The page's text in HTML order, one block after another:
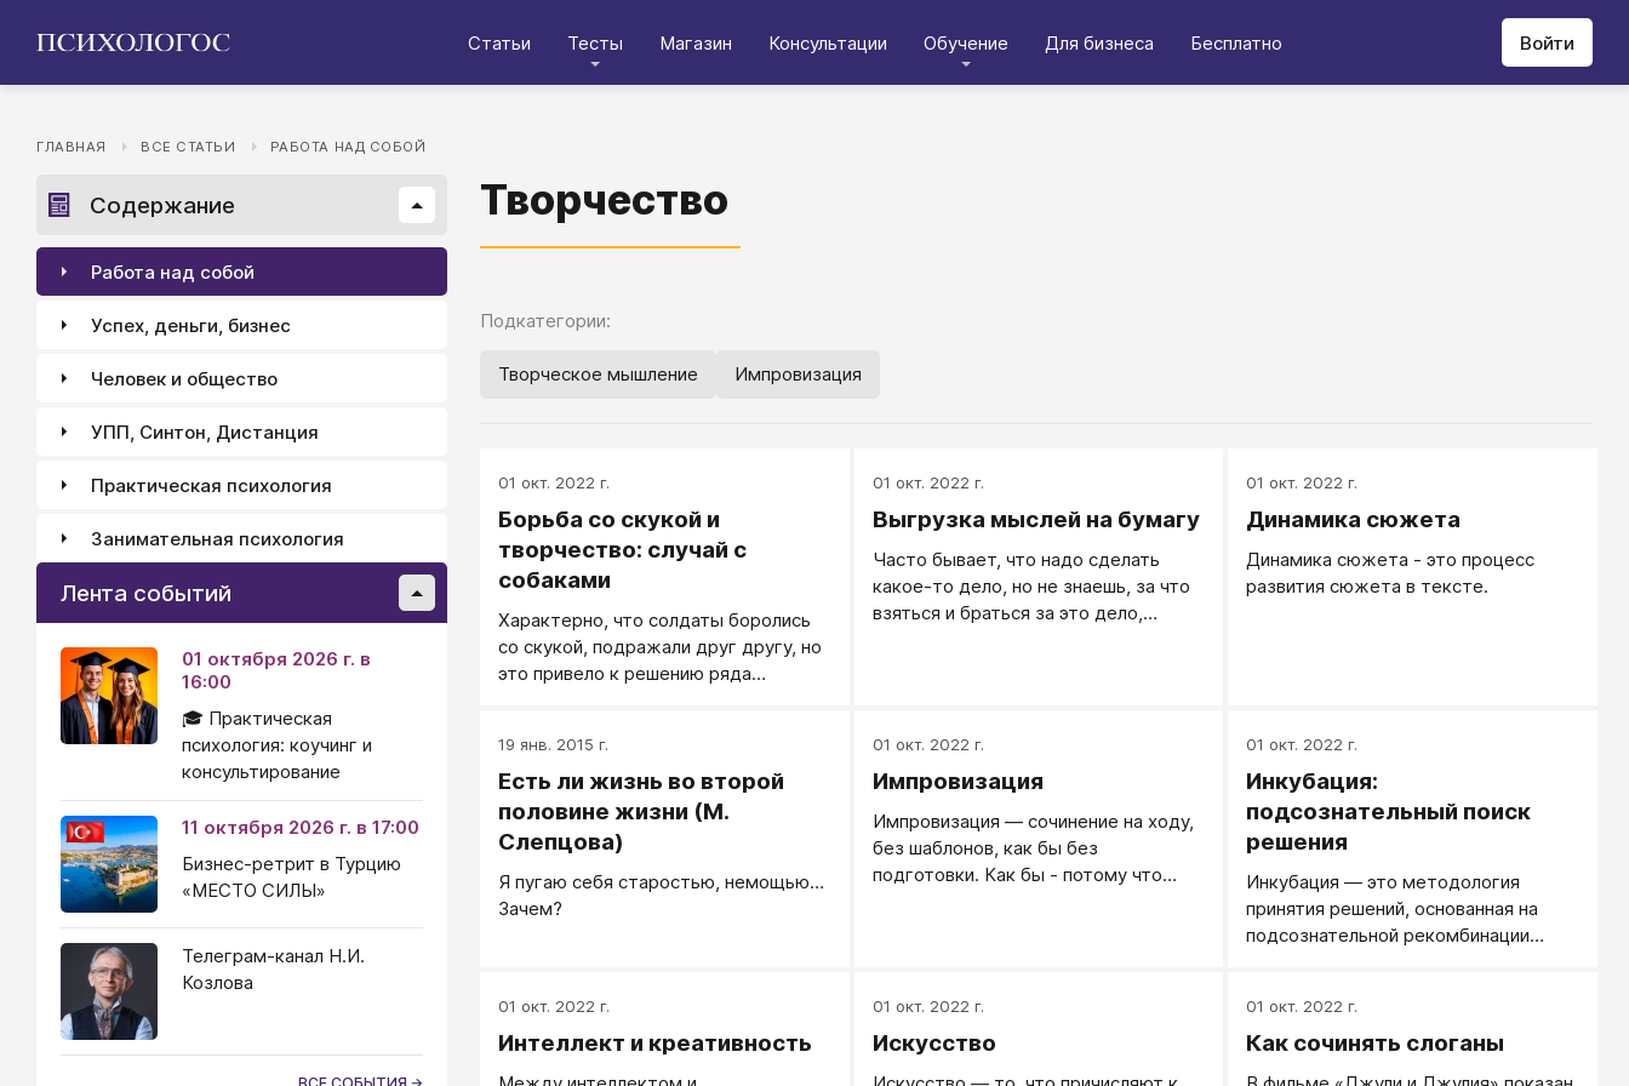
Статьи Тесты Магазин Консультации Обучение Для бизнеса Бесплатно Войти
ГЛАВНАЯ ВСЕ СТАТЬИ РАБОТА НАД СОБОЙ
Творчество
Подкатегории:
Творческое мышление Импровизация
01 окт. 2022 г.
Борьба со скукой и
творчество: случай с
собаками
Характерно, что солдаты боролись
со скукой, подражали друг другу, но
это привело к решению ряда
питомцев.
01 окт. 2022 г.
Выгрузка мыслей на бумагу
Часто бывает, что надо сделать
какое-то дело, но не знаешь, за что
взяться и браться за это дело,
на вязкую кашу, в которой трудно
разобраться. Чтобы разобраться с
этой кашей, используйте метод
«выгрузки мыслей на бумагу».
01 окт. 2022 г.
Динамика сюжета
Динамика сюжета - это процесс
развития сюжета в тексте.
19 янв. 2015 г.
Есть ли жизнь во второй
половине жизни (М.
Слепцова)
Я пугаю себя старостью, немощью…
Зачем?
01 окт. 2022 г.
Импровизация
Импровизация — сочинение на ходу,
без шаблонов, как бы без
подготовки. Как бы - потому что
настоящее время импровизация
касается любых форм
человеческого творчества
01 окт. 2022 г.
Инкубация:
подсознательный поиск
решения
Инкубация — это методология
принятия решений, основанная на
подсознательной рекомбинации
проблемой.
01 окт. 2022 г.
Интеллект и креативность
01 окт. 2022 г.
Искусство
01 окт. 2022 г.
Как сочинять слоганы
Содержание
Работа над собой
Успех, деньги, бизнес
Человек и общество
УПП, Синтон, Дистанция
Практическая психология
Занимательная психология
Лента событий
01 октября 2026 г. в
16:00
🎓 Практическая
психология: коучинг и
консультирование
11 октября 2026 г. в 17:00
Бизнес-ретрит в Турцию
«МЕСТО СИЛЫ»
Телеграм-канал Н.И.
Козлова